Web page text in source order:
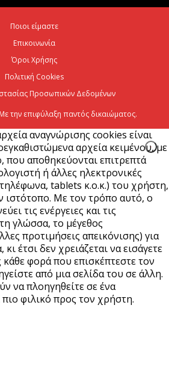
Ποιοι είμαστε
Επικοινωνία
Όροι Χρήσης
Πολιτική Cookies
Προσωπικών Δεδομένων
την επιφύλαξη παντός δικαιώματος.
αναγνώρισης cookies είναι
αρχεία κειμένου, με
που αποθηκεύονται επιτρεπτά
ή άλλες ηλεκτρονικές
tablets κ.ο.κ.) του χρήστη,
ιστότοπο. Με τον τρόπο αυτό, ο
τις ενέργειες και τις
γλώσσα, το μέγεθος
προτιμήσεις απεικόνισης) για
έτσι δεν χρειάζεται να εισάγετε
κάθε φορά που επισκέπτεστε τον
από μια σελίδα του σε άλλη.
να πλοηγηθείτε σε ένα
φιλικό προς τον χρήστη.